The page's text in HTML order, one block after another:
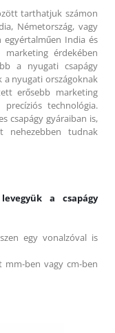
tarthatjuk számon
Németország, vagy
egyértalműen India és
érdekében
a nyugati csapágy
a nyugati országoknak
erősebb marketing
technológia.
csapágy gyáraiban is,
nehezebben tudnak
a csapágy
egy vonalzóval is
mm-ben vagy cm-ben